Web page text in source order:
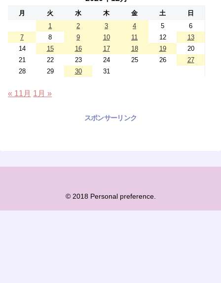
月 火 水 木 金 土
日
1
2 3 4 5
6
7
8 9 10 11 12
13
14
15 16 17 18 19
20
21
22 23 24 25 26
27
28
29 30 31
« 11月 1月 »
スポンサーリンク
© 2018 Personal preference.